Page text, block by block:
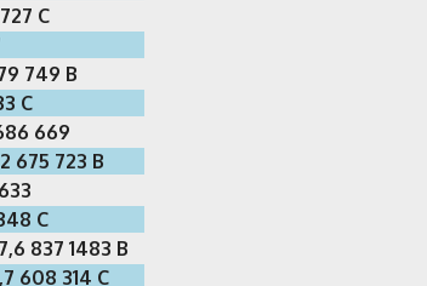
C
749 B
C
669
675 723 B
C
837 1483 B
608 314 C